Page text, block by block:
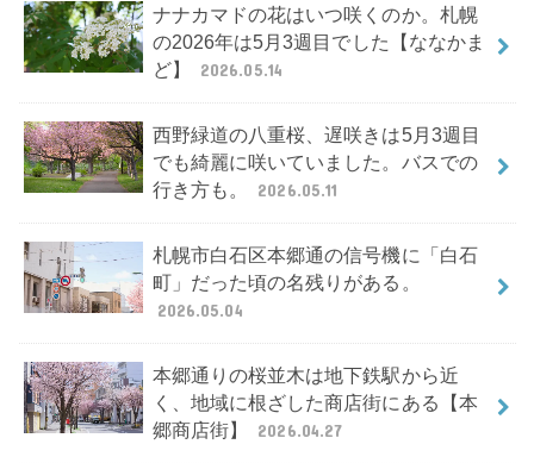
ナナカマドの花はいつ咲くのか。札幌
の2026年は5月3週目でした【ななかま
ど】
2026.05.14
西野緑道の八重桜、遅咲きは5月3週目
でも綺麗に咲いていました。バスでの
行き方も。
2026.05.11
札幌市白石区本郷通の信号機に「白石
町」だった頃の名残りがある。
2026.05.04
本郷通りの桜並木は地下鉄駅から近
く、地域に根ざした商店街にある【本
郷商店街】
2026.04.27